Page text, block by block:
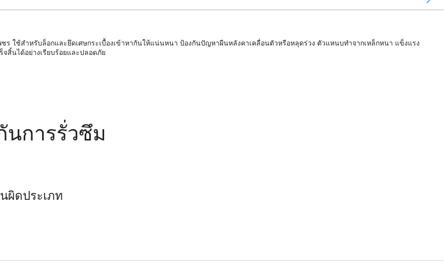
ร ใช้สำหรับล็อกและยึดเศษกระเบื้องเข้าหากันให้แน่นหนา ป้องกันปัญหาผืนหลังคาเคลื่อนตัวหรือหลุดร่วง ตัวแหนบทำจากเหล็กหนา แข็งแรง
สิ้นได้อย่างเรียบร้อยและปลอดภัย
นการรั่วซึม
ผิดประเภท